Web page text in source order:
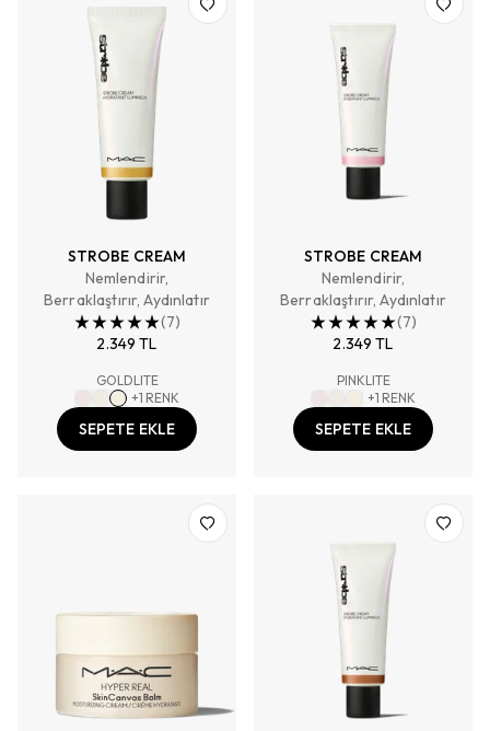
STROBE CREAM
Nemlendirir,
Berraklaştırır, Aydınlatır
(7)
2.349 TL
GOLDLITE
+1 RENK
SEPETE EKLE
STROBE CREAM
Nemlendirir,
Berraklaştırır, Aydınlatır
(7)
2.349 TL
PINKLITE
+1 RENK
SEPETE EKLE